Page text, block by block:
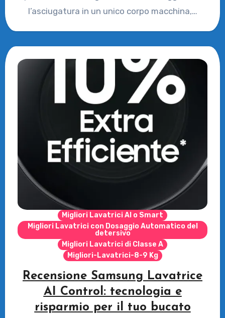
l’asciugatura in un unico corpo macchina,…
Migliori Lavatrici AI o Smart
Migliori Lavatrici con Dosaggio Automatico del
detersivo
Migliori Lavatrici di Classe A
Migliori-Lavatrici-8-9 Kg
Recensione Samsung Lavatrice
AI Control: tecnologia e
risparmio per il tuo bucato